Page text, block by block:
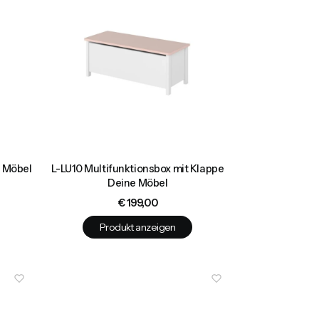
Möbel
L-LU10 Multifunktionsbox mit Klappe
Deine Möbel
Preis
€ 199,00
Produkt anzeigen